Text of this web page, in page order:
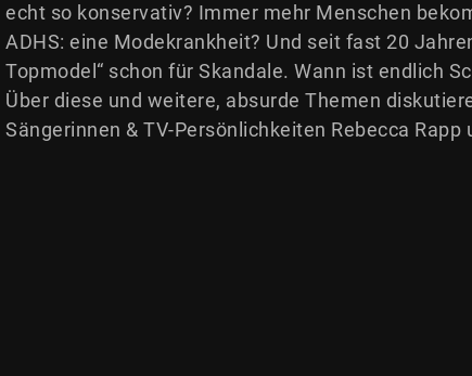
echt so konservativ? Immer mehr Menschen
ADHS: eine Modekrankheit? Und seit fast 20
Topmodel“ schon für Skandale. Wann ist endlich
Über diese und weitere, absurde Themen
Sängerinnen & TV-Persönlichkeiten Rebecca Rapp